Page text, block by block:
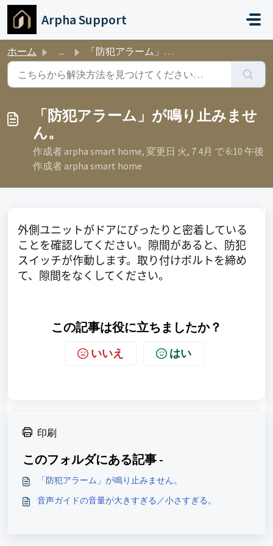
メインコンテンツに移動
Arpha Support
ホーム ... 「防犯アラーム」が鳴り止みません。
「防犯アラーム」が鳴り止みませ
ん。
作成者 arpha smart home, 変更日 火, 7 4月 で 6:10 午後
作成者 arpha smart home
外側ユニットがドアにぴったりと密着している
ことを確認してください。隙間があると、防犯
スイッチが作動します。取り付けボルトを締め
て、隙間をなくしてください。
この記事は役に立ちましたか？
いいえ はい
印刷
このフォルダにある記事 -
「防犯アラーム」が鳴り止みません。
音声ガイドの音量が大きすぎる／小さすぎる。